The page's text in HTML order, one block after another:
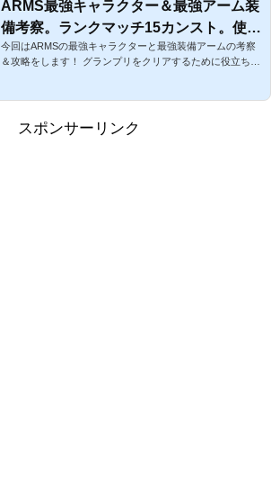
ちらからどうぞ♪同じアームをゲットしたときの効果も検
証。スポンサーリンク １ARMSのアームに...
ARMS最強キャラクター＆最強アーム装
備考察。ランクマッチ15カンスト。使い
やすい最強のアームは？【ARMS攻略。
動画付き】
今回はARMSの最強キャラクターと最強装備アームの考察
＆攻略をします！ グランプリをクリアするために役立ちそ
ーとかも紹介したいと思います まだまだ私も一プレイヤー
として修業中ですので、いろいろな攻略サイトの情報も仕
スポンサーリンク